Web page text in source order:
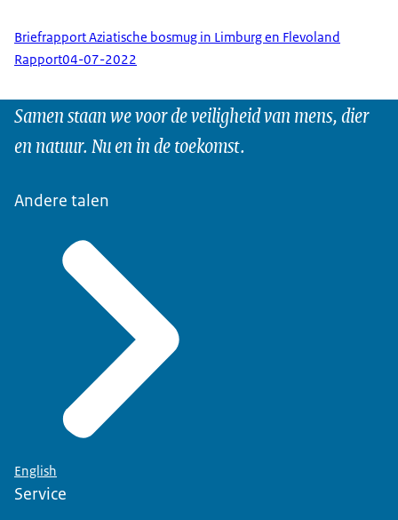
Briefrapport Aziatische bosmug in Limburg en Flevoland
Rapport04-07-2022
Samen staan we voor de veiligheid van mens, dier
en natuur. Nu en in de toekomst.
Andere talen
English
Service